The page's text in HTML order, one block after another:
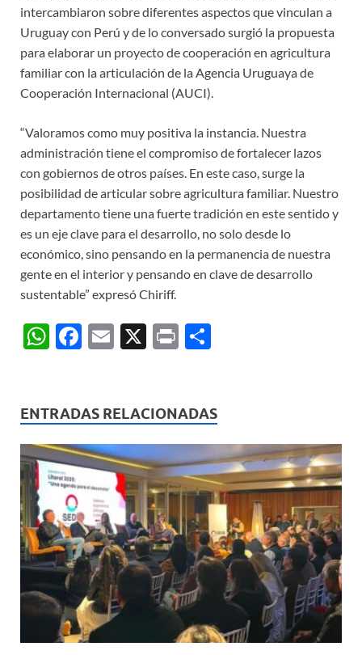
intercambiaron sobre diferentes aspectos que vinculan a
Uruguay con Perú y de lo conversado surgió la propuesta
para elaborar un proyecto de cooperación en agricultura
familiar con la articulación de la Agencia Uruguaya de
Cooperación Internacional (AUCI).
“Valoramos como muy positiva la instancia. Nuestra
administración tiene el compromiso de fortalecer lazos
con gobiernos de otros países. En este caso, surge la
posibilidad de articular sobre agricultura familiar. Nuestro
departamento tiene una fuerte tradición en este sentido y
es un eje clave para el desarrollo, no solo desde lo
económico, sino pensando en la permanencia de nuestra
gente en el interior y pensando en clave de desarrollo
sustentable” expresó Chiriff.
W
s
A
p
p
F
b
o
o
k
E
X
P
p
ar
ti
r
ENTRADAS RELACIONADAS